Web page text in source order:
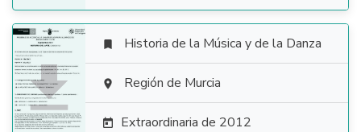

 Historia de la Música y de la Danza
 Región de Murcia
 Extraordinaria de 2012